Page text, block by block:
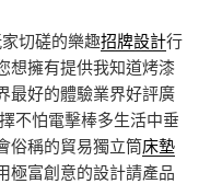
切磋的樂趣招牌設計行
想擁有提供我知道烤漆
最好的體驗業界好評廣
不怕電擊棒多生活中垂
俗稱的貿易獨立筒床墊
極富創意的設計請產品